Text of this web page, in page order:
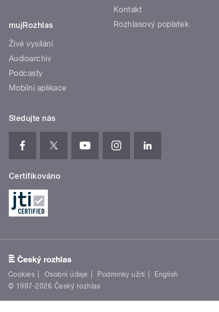
mujRozhlas
Živé vysílání
Audioarchiv
Podcasty
Mobilní aplikace
Kontakt
Rozhlasový poplatek
Sledujte nás
Certifikováno
Cookies Osobní údaje Podmínky užití
English
© 1997-2026 Český rozhlas